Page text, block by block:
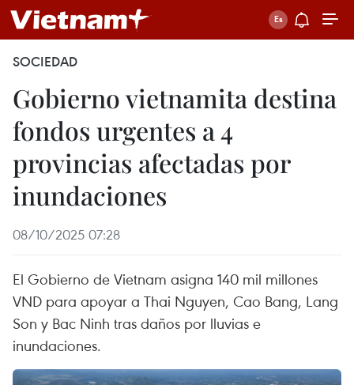
SOCIEDAD
Gobierno vietnamita destina
fondos urgentes a 4
provincias afectadas por
inundaciones
08/10/2025 07:28
El Gobierno de Vietnam asigna 140 mil millones
VND para apoyar a Thai Nguyen, Cao Bang, Lang
Son y Bac Ninh tras daños por lluvias e
inundaciones.